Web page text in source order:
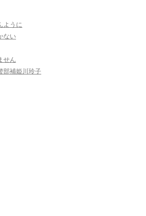
ように
ない
せん
部補姫川玲子